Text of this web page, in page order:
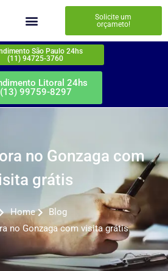
Solicite um
orçameto!
São Paulo 24hs
(11) 94725-3760
Litoral 24hs
(13) 99759-8297
no Gonzaga com
grátis
Home
Blog
no Gonzaga com visita grátis